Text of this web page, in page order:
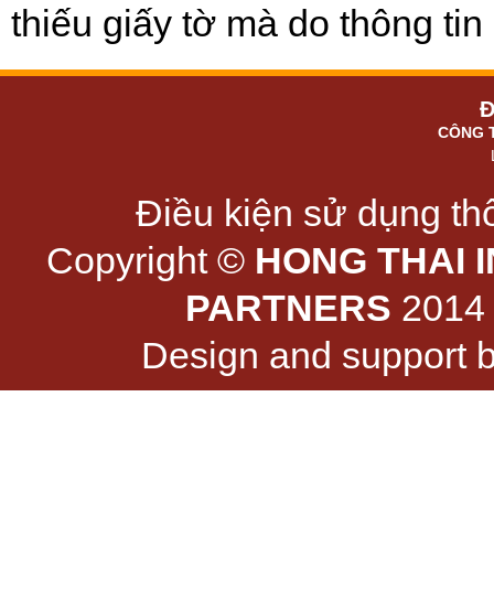
thiếu giấy tờ mà do thông tin
CÔNG
Điều kiện sử dụng
Copyright © HONG THAI
PARTNERS
Design and support